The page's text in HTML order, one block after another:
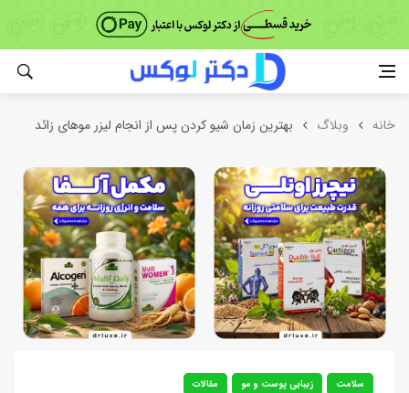
خانه وبلاگ بهترین زمان شیو کردن پس از انجام لیزر موهای زائد
سلامت زیبایی پوست و مو مقالات